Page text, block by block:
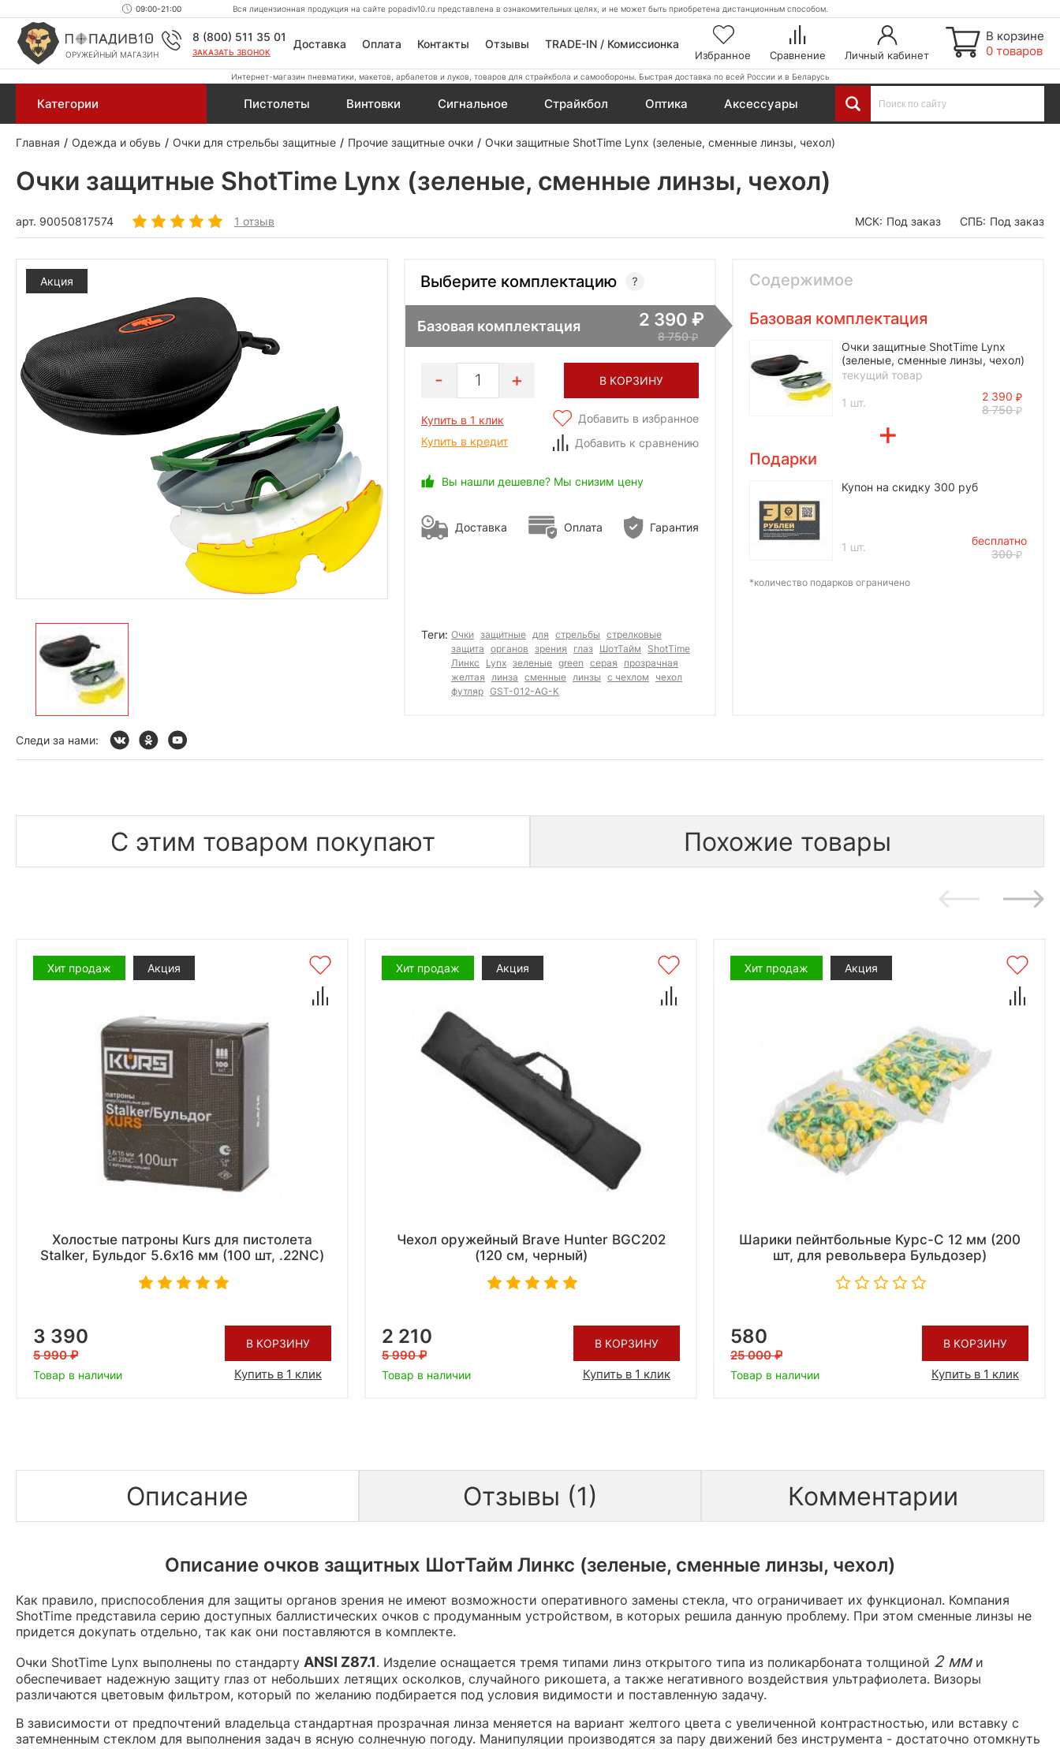
09:00-21:00 Вся лицензионная продукция на сайте popadiv10.ru представлена в ознакомительных целях, и не может быть приобретена дистанционным способом.
ОРУЖЕЙНЫЙ МАГАЗИН
8 (800) 511 35 01
ЗАКАЗАТЬ ЗВОНОК
Доставка Оплата Контакты Отзывы TRADE-IN / Комиссионка
Избранное Сравнение Личный кабинет
В корзине
0 товаров
Интернет-магазин пневматики, макетов, арбалетов и луков, товаров для страйкбола и самообороны. Быстрая доставка по всей России и в Беларусь
Категории Пистолеты Винтовки Сигнальное Страйкбол Оптика Аксессуары
Главная Одежда и обувь Очки для стрельбы защитные Прочие защитные очки Очки защитные ShotTime Lynx (зеленые, сменные линзы, чехол)
Очки защитные ShotTime Lynx (зеленые, сменные линзы, чехол)
арт. 90050817574 1 отзыв МСК: Под заказ СПБ: Под заказ
Акция Выберите комплектацию
Базовая комплектация 2 390
8 750
1 В КОРЗИНУ
Купить в 1 клик
Купить в кредит
Добавить в избранное
Добавить к сравнению
Вы нашли дешевле? Мы снизим цену
Доставка Оплата Гарантия
Теги: Очки защитные для стрельбы стрелковые
защита органов зрения глаз ШотТайм
ShotTime
Линкс
Lynx зеленые green серая
прозрачная
желтая линза сменные линзы с чехлом
чехол
футляр GST-012-AG-K
Содержимое
Базовая комплектация
Очки защитные ShotTime Lynx
(зеленые, сменные линзы, чехол)
текущий товар
1 шт.
2 390
8 750
Подарки
Купон на скидку 300 руб
1 шт.
бесплатно
300
*количество подарков ограничено
Следи за нами:
С этим товаром покупают Похожие товары
Хит продаж Акция
Холостые патроны Kurs для пистолета
Stalker, Бульдог 5.6x16 мм (100 шт, .22NC)
3 390
5 990
Товар в наличии
В КОРЗИНУ
Купить в 1 клик
Хит продаж Акция
Чехол оружейный Brave Hunter BGC202
(120 см, черный)
2 210
5 990
Товар в наличии
В КОРЗИНУ
Купить в 1 клик
Хит продаж Акция
Шарики пейнтбольные Курс-С 12 мм (200
шт, для револьвера Бульдозер)
580
25 000
Товар в наличии
В КОРЗИНУ
Купить в 1 клик
Описание Отзывы (1) Комментарии
Описание очков защитных ШотТайм Линкс (зеленые, сменные линзы, чехол)
Как правило, приспособления для защиты органов зрения не имеют возможности оперативного замены стекла, что ограничивает их функционал. Компания
ShotTime представила серию доступных баллистических очков с продуманным устройством, в которых решила данную проблему. При этом сменные линзы не
придется докупать отдельно, так как они поставляются в комплекте.
Очки ShotTime Lynx выполнены по стандарту ANSI Z87.1. Изделие оснащается тремя типами линз открытого типа из поликарбоната толщиной 2 мми
обеспечивает надежную защиту глаз от небольших летящих осколков, случайного рикошета, а также негативного воздействия ультрафиолета. Визоры
различаются цветовым фильтром, который по желанию подбирается под условия видимости и поставленную задачу.
В зависимости от предпочтений владельца стандартная прозрачная линза меняется на вариант желтого цвета с увеличенной контрастностью, или вставку с
затемненным стеклом для выполнения задач в ясную солнечную погоду. Манипуляции производятся за пару движений без инструмента - достаточно отомкнуть